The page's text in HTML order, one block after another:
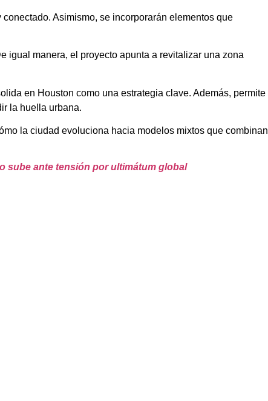
Asimismo, se incorporarán elementos que
igual manera, el proyecto apunta a revitalizar una zona
en Houston como una estrategia clave. Además, permite
la huella urbana.
la ciudad evoluciona hacia modelos mixtos que combinan
sube ante tensión por ultimátum global